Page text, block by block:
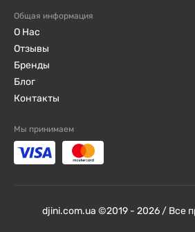
Общая информация
О Нас
Отзывы
Бренды
Блог
Контакты
Мы принимаем
djini.com.ua ©2019 - 2026 / Все